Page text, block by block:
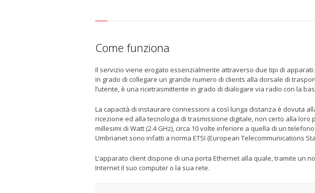
Come funziona
Il servizio viene erogato essenzialmente attraverso due tipi di
in grado di collegare un grande numero di clients alla dorsale di
l’utente, è una ricetrasmittente in grado di dialogare via radio con la
La capacità di instaurare connessioni a così lunga distanza è dovuta
ricezione ed alla tecnologia di trasmissione digitale, non certo alla loro
millesimi di Watt (2.4 GHz), circa 10 volte inferiore a quella di un
Umbrianet sono infatti a norma ETSI (European Telecommunications
L’apparato client dispone di una porta Ethernet alla quale, tramite un
Internet il suo computer o la sua rete.